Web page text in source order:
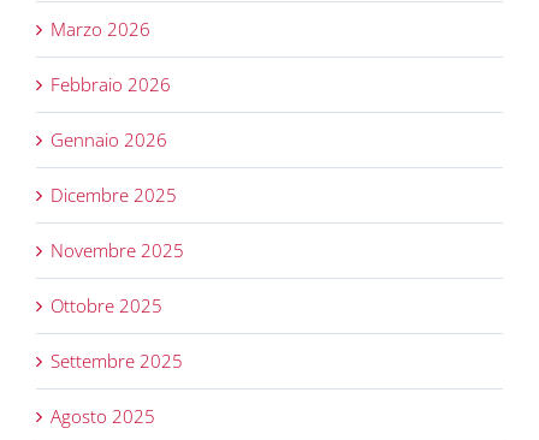
Marzo 2026
Febbraio 2026
Gennaio 2026
Dicembre 2025
Novembre 2025
Ottobre 2025
Settembre 2025
Agosto 2025